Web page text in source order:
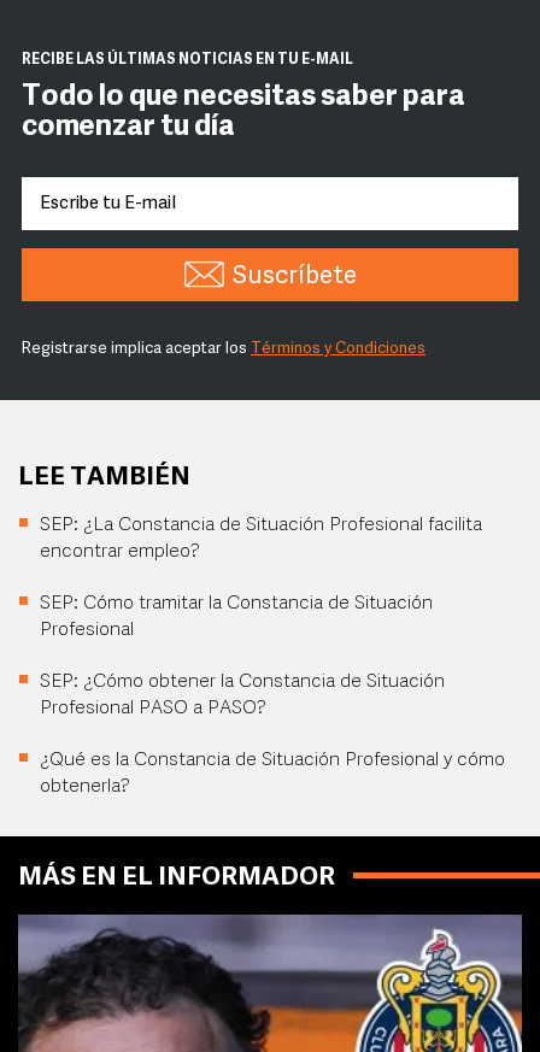
RECIBE LAS ÚLTIMAS NOTICIAS EN TU E-MAIL
Todo lo que necesitas saber para
comenzar tu día
Suscríbete
Registrarse implica aceptar los Términos y Condiciones
LEE TAMBIÉN
SEP: ¿La Constancia de Situación Profesional facilita
encontrar empleo?
SEP: Cómo tramitar la Constancia de Situación
Profesional
SEP: ¿Cómo obtener la Constancia de Situación
Profesional PASO a PASO?
¿Qué es la Constancia de Situación Profesional y cómo
obtenerla?
MÁS EN EL INFORMADOR